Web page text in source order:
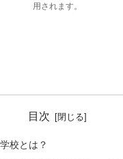
用されます。
目次
校とは？